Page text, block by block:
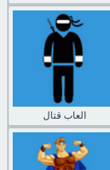
العاب قتال